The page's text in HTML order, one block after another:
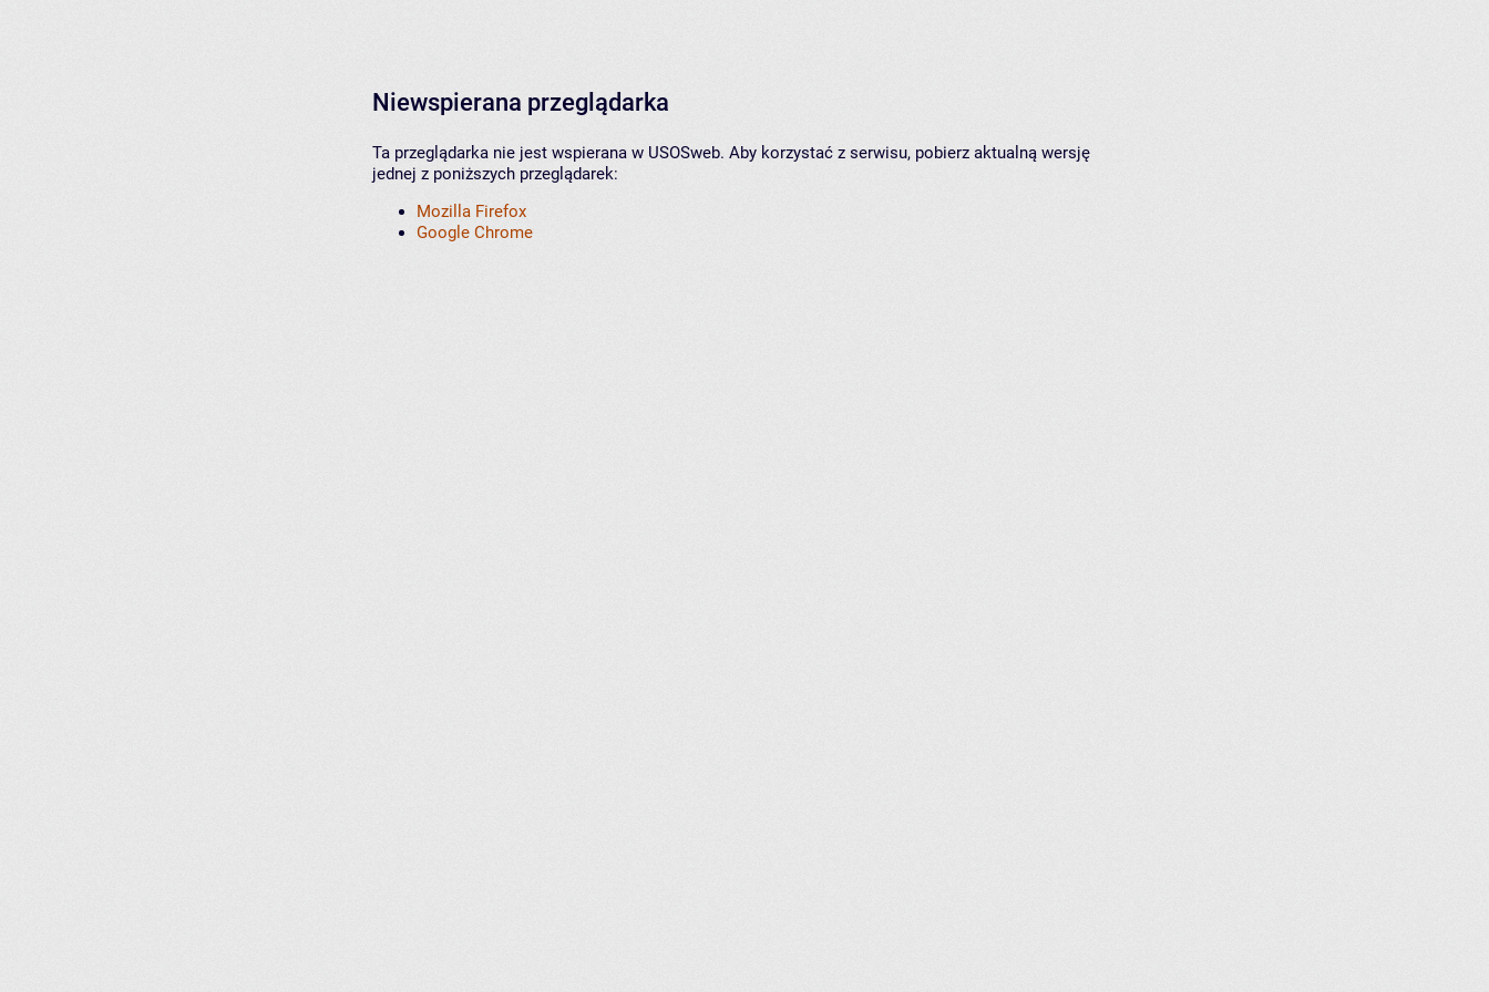
Niewspierana przeglądarka
Ta przeglądarka nie jest wspierana w USOSweb. Aby korzystać z serwisu, pobierz aktualną wersję
jednej z poniższych przeglądarek:
Mozilla Firefox
Google Chrome